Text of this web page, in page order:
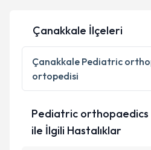
Kişisel verilerimin
Metni
'ni okudum ve
kapsamda işlenmesini
Çanakkale İlçeleri
Çanakkale Pediatric
ortopedisi
Pediatric
ile İlgili Hastalıklar